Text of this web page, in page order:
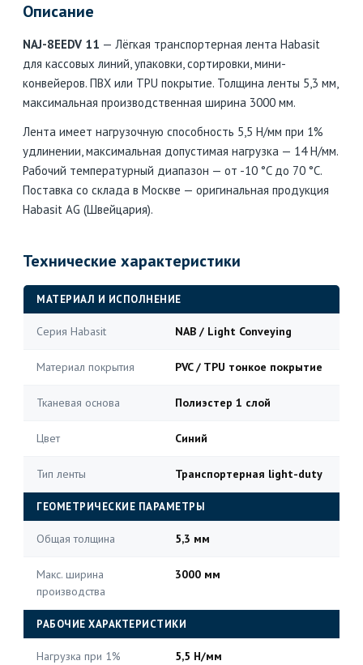
Описание
NAJ-8EEDV 11 — Лёгкая транспортерная лента Habasit
для кассовых линий, упаковки, сортировки, мини-
конвейеров. ПВХ или TPU покрытие. Толщина ленты 5,3 мм,
максимальная производственная ширина 3000 мм.
Лента имеет нагрузочную способность 5,5 Н/мм при 1%
удлинении, максимальная допустимая нагрузка — 14 Н/мм.
Рабочий температурный диапазон — от -10 °C до 70 °C.
Поставка со склада в Москве — оригинальная продукция
Habasit AG (Швейцария).
Технические характеристики
МАТЕРИАЛ И ИСПОЛНЕНИЕ
Серия Habasit NAB / Light Conveying
Материал покрытия PVC / TPU тонкое покрытие
Тканевая основа Полиэстер 1 слой
Цвет Синий
Тип ленты Транспортерная light-duty
ГЕОМЕТРИЧЕСКИЕ ПАРАМЕТРЫ
Общая толщина 5,3 мм
Макс. ширина
производства
3000 мм
РАБОЧИЕ ХАРАКТЕРИСТИКИ
Нагрузка при 1%
5,5 Н/мм